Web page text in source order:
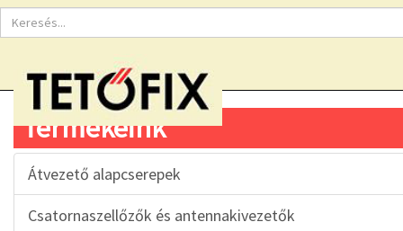
Termékeink
Átvezető alapcserepek
Csatornaszellőzők és antennakivezetők